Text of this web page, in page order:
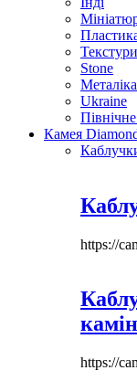
Текстури
Stone
Металіка
Ukraine
Камея
https://
https://